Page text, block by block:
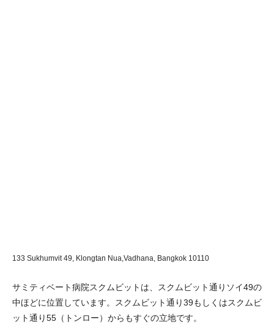
133 Sukhumvit 49, Klongtan Nua,Vadhana, Bangkok 10110
サミティベート病院スクムビットは、スクムビット通りソイ49の
中ほどに位置しています。スクムビット通り39もしくはスクムビ
ット通り55（トンロー）からもすぐの立地です。